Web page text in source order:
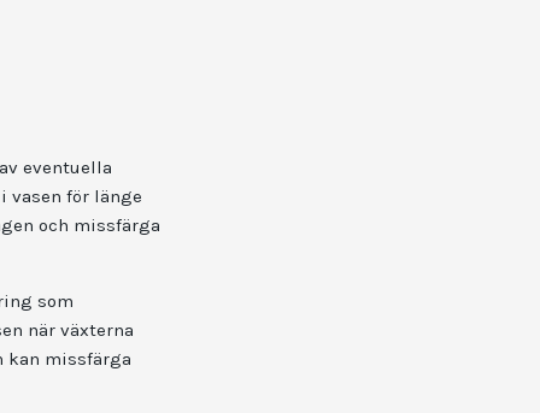
eventuella
vasen för länge
och missfärga
som
när växterna
kan missfärga